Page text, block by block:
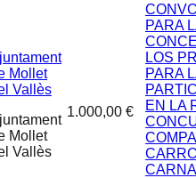
Mollet
Vallès
Mollet
Vallès
1.000,00 €
PARA
LOS
PARA
EN LA